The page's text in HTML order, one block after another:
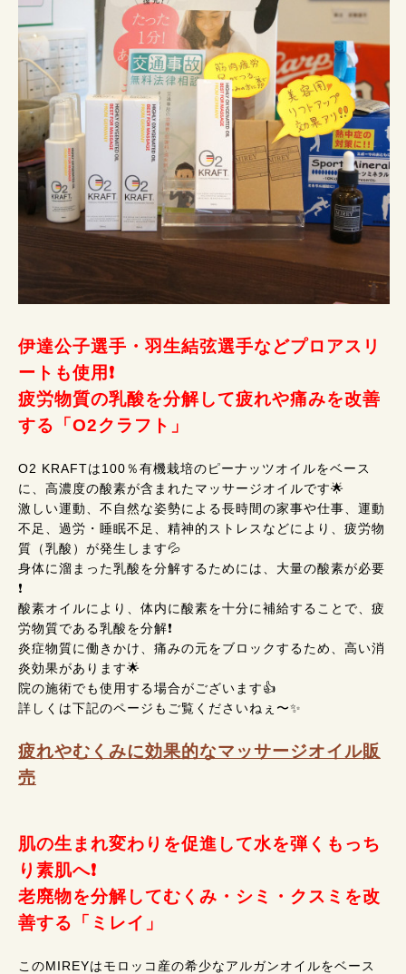
伊達公子選手・羽生結弦選手などプロアスリ
ートも使用❗
疲労物質の乳酸を分解して疲れや痛みを改善
する「O2クラフト」
O2 KRAFTは100％有機栽培のピーナッツオイルをベース
に、高濃度の酸素が含まれたマッサージオイルです🌟
激しい運動、不自然な姿勢による長時間の家事や仕事、運動
不足、過労・睡眠不足、精神的ストレスなどにより、疲労物
質（乳酸）が発生します💦
身体に溜まった乳酸を分解するためには、大量の酸素が必要
❗
酸素オイルにより、体内に酸素を十分に補給することで、疲
労物質である乳酸を分解❗
炎症物質に働きかけ、痛みの元をブロックするため、高い消
炎効果があります🌟
院の施術でも使用する場合がございます👍
詳しくは下記のページもご覧くださいねぇ〜✨
疲れやむくみに効果的なマッサージオイル販
売
肌の生まれ変わりを促進して水を弾くもっち
り素肌へ❗
老廃物を分解してむくみ・シミ・クスミを改
善する「ミレイ」
このMIREYはモロッコ産の希少なアルガンオイルをベース